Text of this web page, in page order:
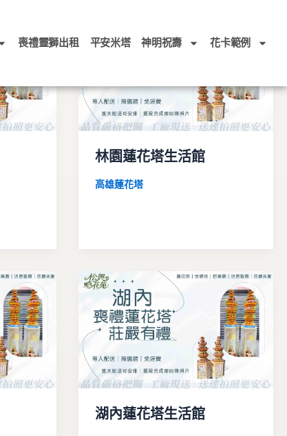
喪禮靈獅出租 平安米塔 神明祝壽 花卡範例
林園蓮花塔生活館
高雄蓮花塔
湖內蓮花塔生活館